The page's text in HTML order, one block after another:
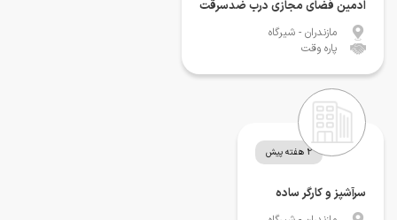
ادمین فضای مجازی درب ضدسرقت
مازندران - شیرگاه
پاره وقت
2 هفته پیش
سرآشپز و کارگر ساده